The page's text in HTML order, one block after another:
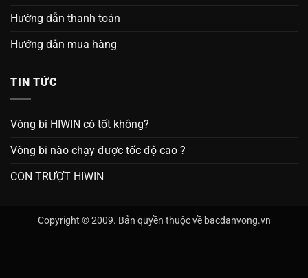
Hướng dẫn thanh toán
Hướng dẫn mua hàng
TIN TỨC
Vòng bi HIWIN có tốt không?
Vòng bi nào chạy được tốc độ cao ?
CON TRƯỢT HIWIN
Copyright © 2009. Bản quyền thuộc về bacdanvong.vn